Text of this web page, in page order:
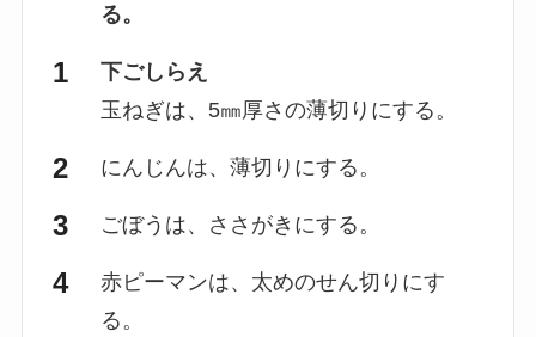
る。
下ごしらえ
玉ねぎは、5㎜厚さの薄切りにする。
にんじんは、薄切りにする。
ごぼうは、ささがきにする。
赤ピーマンは、太めのせん切りにす
る。